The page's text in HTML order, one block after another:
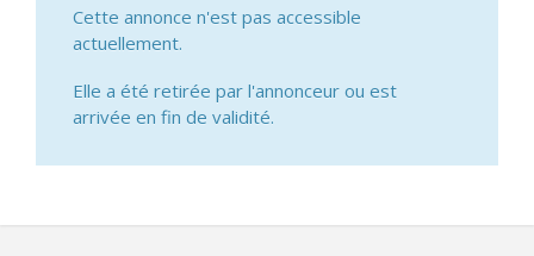
Cette annonce n'est pas accessible
actuellement.
Elle a été retirée par l'annonceur ou est
arrivée en fin de validité.